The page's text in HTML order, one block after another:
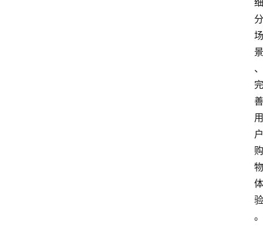
细
分
场
景
、
完
善
用
户
购
物
体
验
。